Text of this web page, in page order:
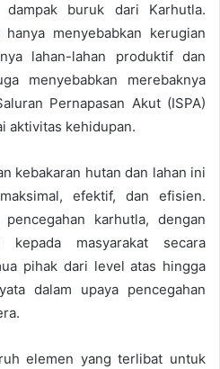
dampak buruk dari Karhutla.
menyebabkan kerugian
lahan-lahan produktif dan
menyebabkan merebaknya
Pernapasan Akut (ISPA)
aktivitas kehidupan.
kebakaran hutan dan lahan ini
efektif, dan efisien.
karhutla, dengan
masyarakat secara
pihak dari level atas hingga
dalam upaya pencegahan
elemen yang terlibat untuk